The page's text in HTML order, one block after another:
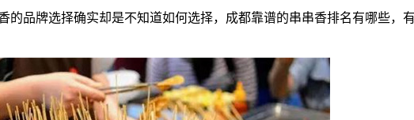
牌选择确实却是不知道如何选择，成都靠谱的串串香排名有哪些，